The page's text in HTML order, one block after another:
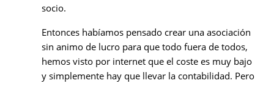
socio.
Entonces habíamos pensado crear una asociación
sin animo de lucro para que todo fuera de todos,
hemos visto por internet que el coste es muy bajo
y simplemente hay que llevar la contabilidad. Pero